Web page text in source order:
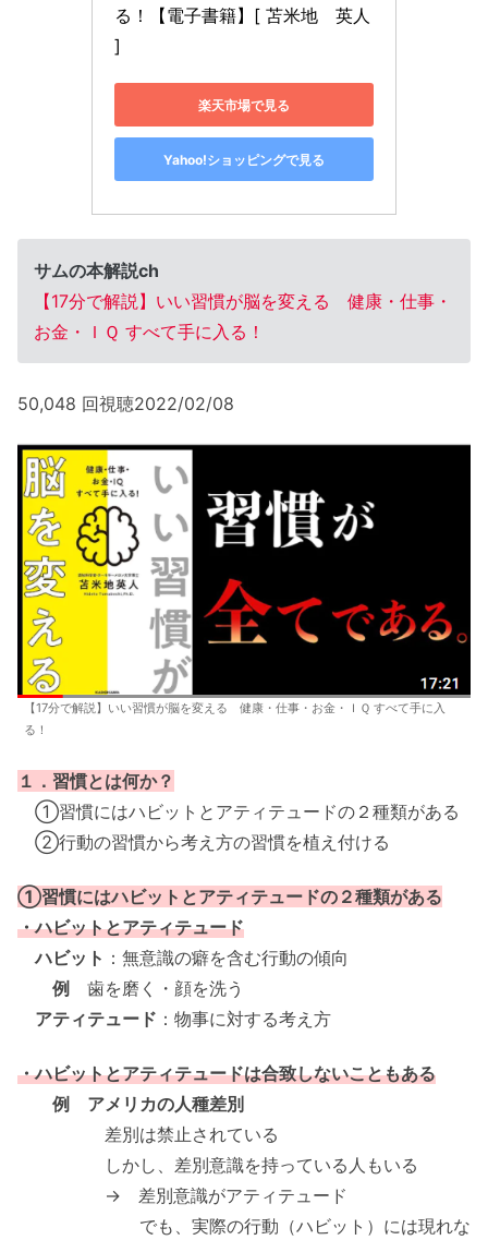
る！【電子書籍】[ 苫米地　英人
]
楽天市場で見る
Yahoo!ショッピングで見る
サムの本解説ch
【17分で解説】いい習慣が脳を変える 健康・仕事・
お金・ＩＱ すべて手に入る！
50,048 回視聴2022/02/08
【17分で解説】いい習慣が脳を変える 健康・仕事・お金・ＩＱ すべて手に入
る！
１．習慣とは何か？
①習慣にはハビットとアティテュードの２種類がある
②行動の習慣から考え方の習慣を植え付ける
①習慣にはハビットとアティテュードの２種類がある
・ハビットとアティテュード
ハビット ：無意識の癖を含む行動の傾向
例
歯を磨く・顔を洗う
アティテュード ：物事に対する考え方
・ハビットとアティテュードは合致しないこともある
例 アメリカの人種差別
差別は禁止されている
しかし、差別意識を持っている人もいる
→ 差別意識がアティテュード
でも、実際の行動（ハビット）には現れな